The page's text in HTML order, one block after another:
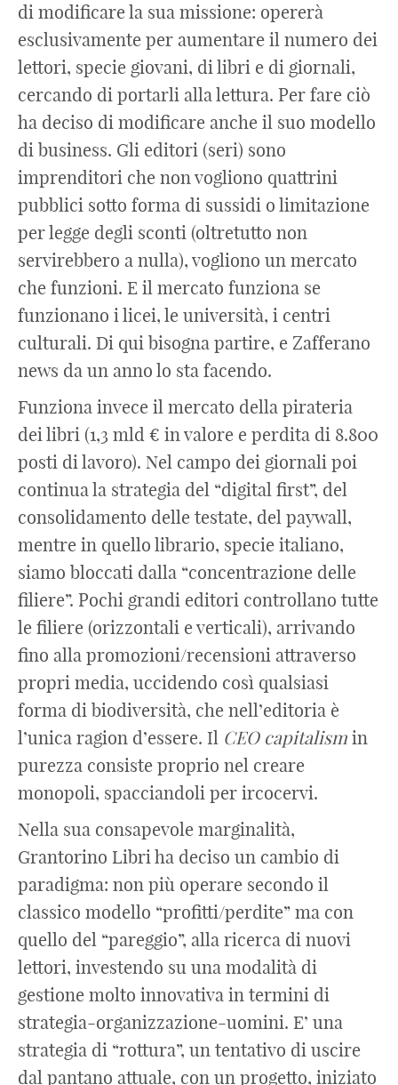
di modificare la sua missione: opererà
esclusivamente per aumentare il numero dei
lettori, specie giovani, di libri e di giornali,
cercando di portarli alla lettura. Per fare ciò
ha deciso di modificare anche il suo modello
di business. Gli editori (seri) sono
imprenditori che non vogliono quattrini
pubblici sotto forma di sussidi o limitazione
per legge degli sconti (oltretutto non
servirebbero a nulla), vogliono un mercato
che funzioni. E il mercato funziona se
funzionano i licei, le università, i centri
culturali. Di qui bisogna partire, e Zafferano
news da un anno lo sta facendo.
Funziona invece il mercato della pirateria
dei libri (1,3 mld € in valore e perdita di 8.800
posti di lavoro). Nel campo dei giornali poi
continua la strategia del “digital first”, del
consolidamento delle testate, del paywall,
mentre in quello librario, specie italiano,
siamo bloccati dalla “concentrazione delle
filiere”. Pochi grandi editori controllano tutte
le filiere (orizzontali e verticali), arrivando
fino alla promozioni/recensioni attraverso
propri media, uccidendo così qualsiasi
forma di biodiversità, che nell’editoria è
l’unica ragion d’essere. Il CEO capitalism in
purezza consiste proprio nel creare
monopoli, spacciandoli per ircocervi.
Nella sua consapevole marginalità,
Grantorino Libri ha deciso un cambio di
paradigma: non più operare secondo il
classico modello “profitti/perdite” ma con
quello del “pareggio”, alla ricerca di nuovi
lettori, investendo su una modalità di
gestione molto innovativa in termini di
strategia-organizzazione-uomini. E’ una
strategia di “rottura”, un tentativo di uscire
dal pantano attuale, con un progetto, iniziato